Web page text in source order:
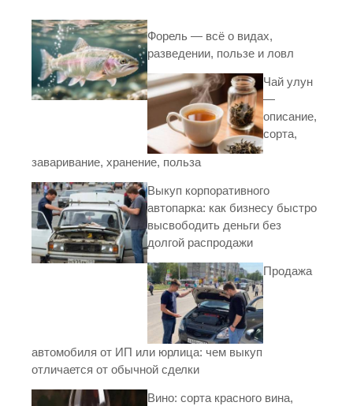
Форель — всё о видах,
разведении, пользе и ловл
Чай улун
—
описание,
сорта,
заваривание, хранение, польза
Выкуп корпоративного
автопарка: как бизнесу быстро
высвободить деньги без
долгой распродажи
Продажа
автомобиля от ИП или юрлица: чем выкуп
отличается от обычной сделки
Вино: сорта красного вина,